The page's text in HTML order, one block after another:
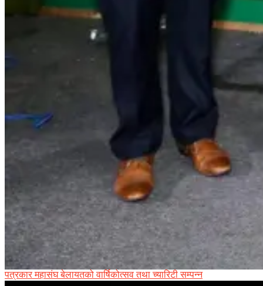
पत्रकार महासंघ बेलायतको वार्षिकोत्सव तथा च्यारिटी सम्पन्न